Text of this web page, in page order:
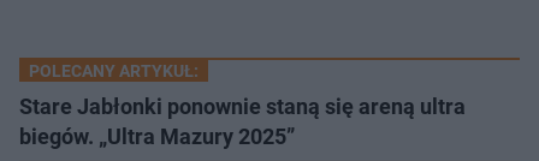
POLECANY ARTYKUŁ:
Stare Jabłonki ponownie staną się areną ultra
biegów. „Ultra Mazury 2025”